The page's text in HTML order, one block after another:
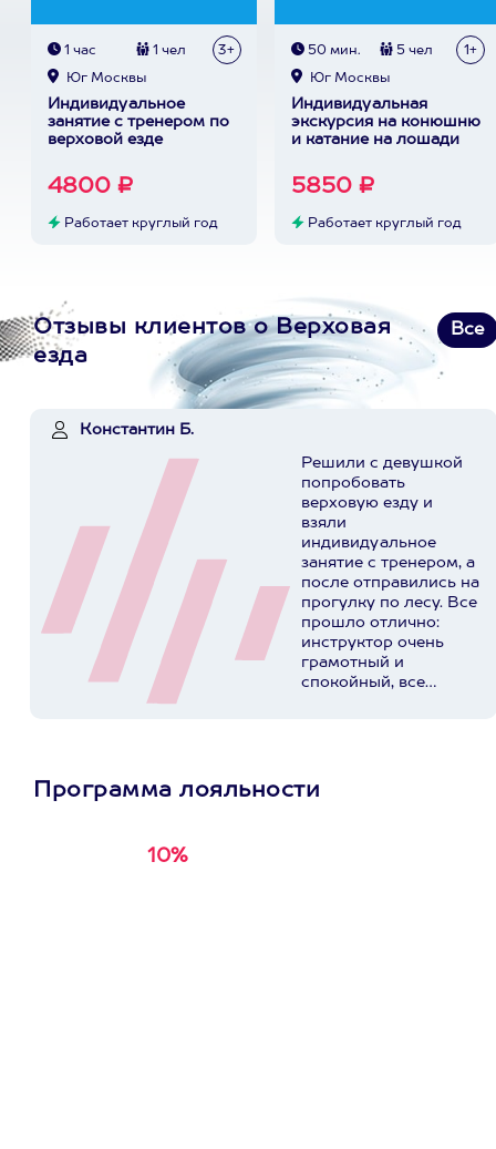
1 час 1 чел 3+
Юг Москвы
Индивидуальное
занятие с тренером по
верховой езде
4800 ₽
Работает круглый год
50 мин. 5 чел 1+
Юг Москвы
Индивидуальная
экскурсия на конюшню
и катание на лошади
5850 ₽
Работает круглый год
Отзывы клиентов о Верховая
езда
Все
Константин Б.
Решили с девушкой
попробовать
верховую езду и
взяли
индивидуальное
занятие с тренером, а
после отправились на
прогулку по лесу. Все
прошло отлично:
инструктор очень
грамотный и
спокойный, все
тишина, природа.
Программа лояльности
10%